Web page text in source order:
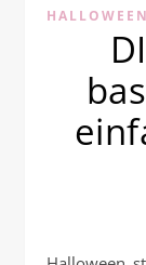
HALLOWEEN